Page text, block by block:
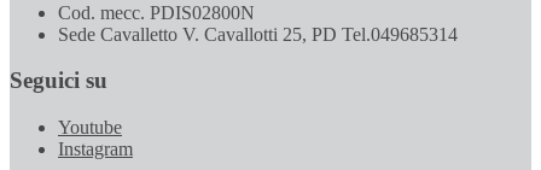
Cod. mecc. PDIS02800N
Sede Cavalletto V. Cavallotti 25, PD Tel.049685314
Seguici su
Youtube
Instagram